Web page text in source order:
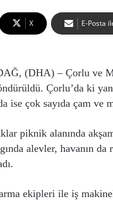
X E-Posta
(DHA) – Çorlu ve
Çorlu’da ki
ise çok sayıda çam ve
piknik alanında
alevler, havanın da
ekipleri ile iş